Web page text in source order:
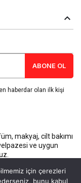
ABONE OL
haberdar olan ilk kişi
makyaj, cilt bakımı
ve uygun
için çerezleri
bunu kabul